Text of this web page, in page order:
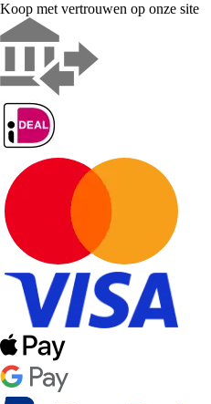
Koop met vertrouwen op onze site